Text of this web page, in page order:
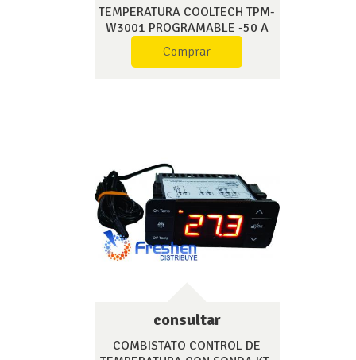
TEMPERATURA COOLTECH TPM-
W3001 PROGRAMABLE -50 A
110°C 1500W
Comprar
consultar
COMBISTATO CONTROL DE